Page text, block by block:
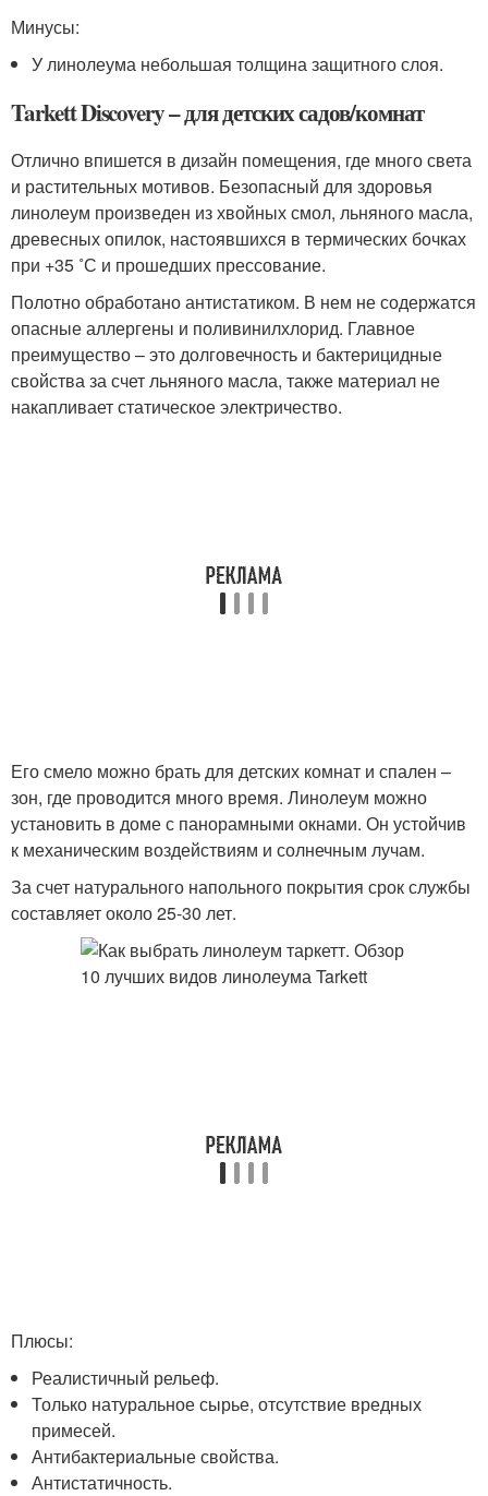
Минусы:
У линолеума небольшая толщина защитного слоя.
Tarkett Discovery – для детских садов/комнат
Отлично впишется в дизайн помещения, где много света
и растительных мотивов. Безопасный для здоровья
линолеум произведен из хвойных смол, льняного масла,
древесных опилок, настоявшихся в термических бочках
при +35 ˚С и прошедших прессование.
Полотно обработано антистатиком. В нем не содержатся
опасные аллергены и поливинилхлорид. Главное
преимущество – это долговечность и бактерицидные
свойства за счет льняного масла, также материал не
накапливает статическое электричество.
Его смело можно брать для детских комнат и спален –
зон, где проводится много время. Линолеум можно
установить в доме с панорамными окнами. Он устойчив
к механическим воздействиям и солнечным лучам.
За счет натурального напольного покрытия срок службы
составляет около 25-30 лет.
Плюсы:
Реалистичный рельеф.
Только натуральное сырье, отсутствие вредных
примесей.
Антибактериальные свойства.
Антистатичность.